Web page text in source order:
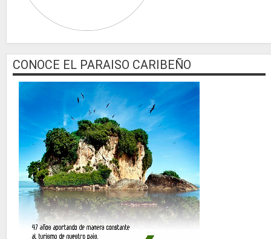
CONOCE EL PARAISO CARIBEÑO